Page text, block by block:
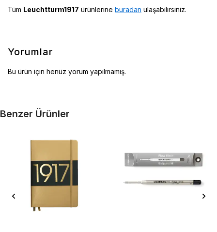
Tüm Leuchtturm1917 ürünlerine buradan ulaşabilirsiniz.
Yorumlar
Bu ürün için henüz yorum yapılmamış.
Benzer Ürünler